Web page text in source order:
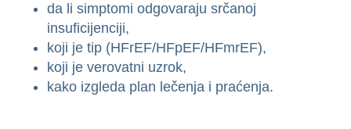
da li simptomi odgovaraju srčanoj
insuficijenciji,
koji je tip (HFrEF/HFpEF/HFmrEF),
koji je verovatni uzrok,
kako izgleda plan lečenja i praćenja.